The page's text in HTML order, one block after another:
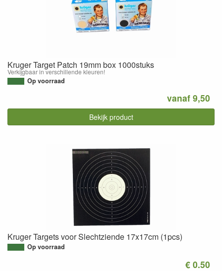
Kruger Target Patch 19mm box 1000stuks
Verkijgbaar in verschillende kleuren!
Op voorraad
vanaf 9,50
Bekijk product
Kruger Targets voor Slechtziende 17x17cm (1pcs)
Op voorraad
€ 0.50